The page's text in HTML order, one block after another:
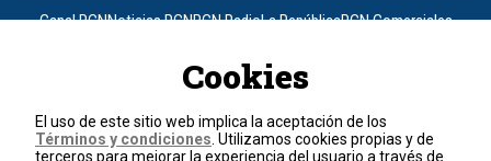
Canal RCNNoticias RCNRCN RadioLa RepúblicaRCN Comerciales
Un producto de RCN Televisión
Contáctenos
Teléfono+57 (601) 426 92 92
Cookies
El uso de este sitio web implica la aceptación de los
Términos y condiciones . Utilizamos cookies propias y de
terceros para mejorar la experiencia del usuario a través de